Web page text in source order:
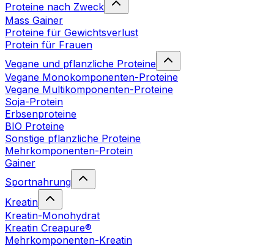
Proteine nach Zweck
Mass Gainer
Proteine für Gewichtsverlust
Protein für Frauen
Vegane und pflanzliche Proteine
Vegane Monokomponenten-Proteine
Vegane Multikomponenten-Proteine
Soja-Protein
Erbsenproteine
BIO Proteine
Sonstige pflanzliche Proteine
Mehrkomponenten-Protein
Gainer
Sportnahrung
Kreatin
Kreatin-Monohydrat
Kreatin Creapure®
Mehrkomponenten-Kreatin